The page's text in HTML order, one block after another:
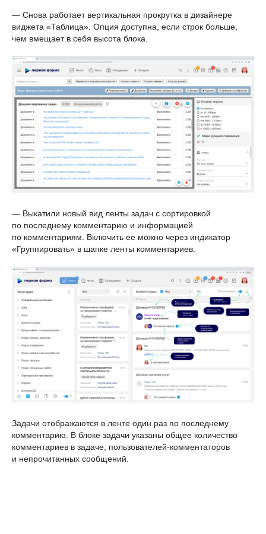
— Снова работает вертикальная прокрутка в дизайнере
виджета «Таблица». Опция доступна, если строк больше,
чем вмещает в себя высота блока.
— Выкатили новый вид ленты задач с сортировкой
по последнему комментарию и информацией
по комментариям. Включить ее можно через индикатор
«Группировать» в шапке ленты комментариев.
Задачи отображаются в ленте один раз по последнему
комментарию. В блоке задачи указаны общее количество
комментариев в задаче, пользователей-комментаторов
и непрочитанных сообщений.